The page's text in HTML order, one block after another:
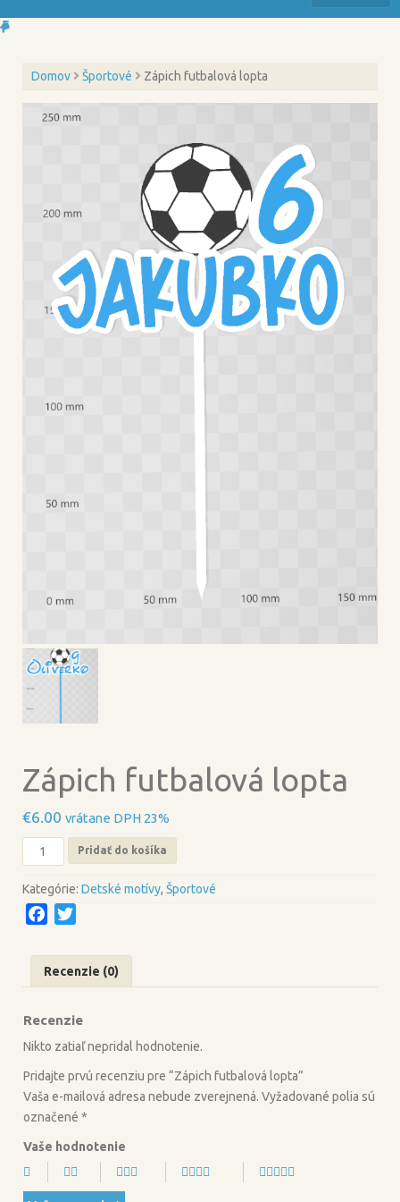
Domov Športové Zápich futbalová lopta
Zápich futbalová lopta
€6.00 vrátane DPH 23%
množstvo
Zápich
futbalová
lopta
Pridať do košíka
Kategórie: Detské motívy, Športové
c
e
o
o
i
t
e
r
Recenzie (0)
Recenzie
Nikto zatiaľ nepridal hodnotenie.
Pridajte prvú recenziu pre “Zápich futbalová lopta”
Vaša e-mailová adresa nebude zverejnená. Vyžadované polia sú
označené *
Vaše hodnotenie